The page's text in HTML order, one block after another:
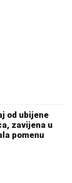
od ubijene
zavijena u
pomenu